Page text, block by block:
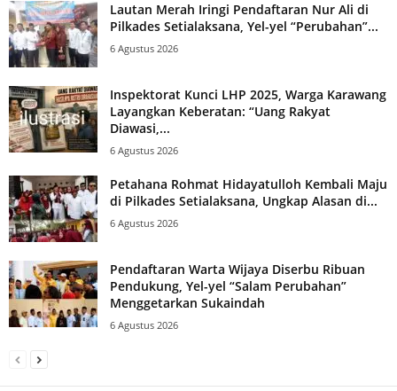
Lautan Merah Iringi Pendaftaran Nur Ali di
Pilkades Setialaksana, Yel-yel “Perubahan”...
6 Agustus 2026
Inspektorat Kunci LHP 2025, Warga Karawang
Layangkan Keberatan: “Uang Rakyat
Diawasi,...
6 Agustus 2026
Petahana Rohmat Hidayatulloh Kembali Maju
di Pilkades Setialaksana, Ungkap Alasan di...
6 Agustus 2026
Pendaftaran Warta Wijaya Diserbu Ribuan
Pendukung, Yel-yel “Salam Perubahan”
Menggetarkan Sukaindah
6 Agustus 2026